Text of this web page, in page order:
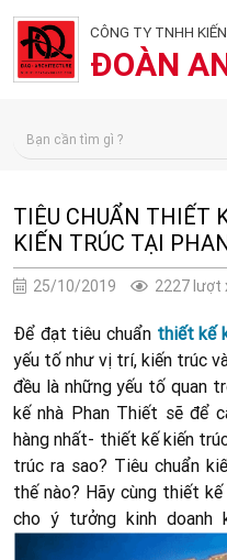
CÔNG TY TNHH
ĐOÀN
TIÊU CHUẨN THIẾT
KIẾN TRÚC TẠI
25/10/2019 2227 lượt
Để đạt tiêu chuẩn thiết kế
yếu tố như vị trí, kiến trúc
đều là những yếu tố quan
kế nhà Phan Thiết sẽ để
hàng nhất- thiết kế kiến
trúc ra sao? Tiêu chuẩn
thế nào? Hãy cùng thiết
cho ý tưởng kinh doanh